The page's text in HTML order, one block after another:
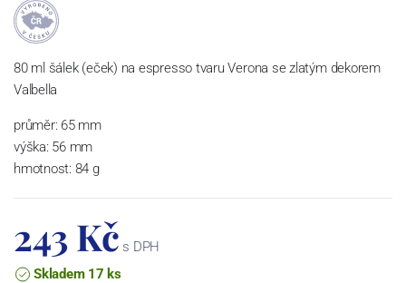
80 ml šálek (eček) na espresso tvaru Verona se zlatým dekorem
Valbella
průměr: 65 mm
výška: 56 mm
hmotnost: 84 g
243 Kč s DPH
Skladem 17 ks